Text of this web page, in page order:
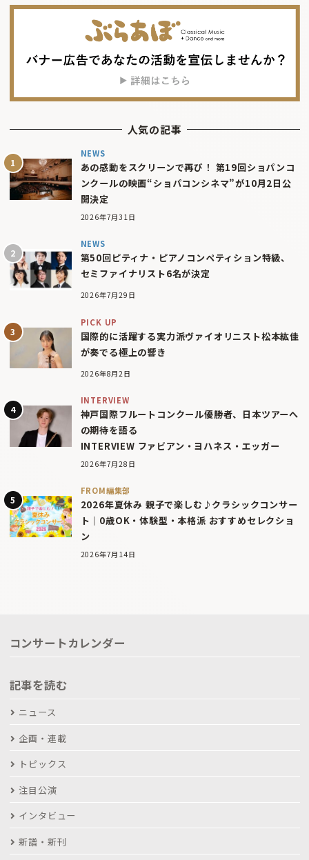
人気の記事
NEWS
あの感動をスクリーンで再び！ 第19回ショパンコ
ンクールの映画“ショパコンシネマ”が10月2日公
開決定
2026年7月31日
NEWS
第50回ピティナ・ピアノコンペティション特級、
セミファイナリスト6名が決定
2026年7月29日
PICK UP
国際的に活躍する実力派ヴァイオリニスト松本紘佳
が奏でる極上の響き
2026年8月2日
INTERVIEW
神戸国際フルートコンクール優勝者、日本ツアーへ
の期待を語る
INTERVIEW ファビアン・ヨハネス・エッガー
2026年7月28日
FROM編集部
2026年夏休み 親子で楽しむ♪クラシックコンサー
ト｜0歳OK・体験型・本格派 おすすめセレクショ
ン
2026年7月14日
コンサートカレンダー
記事を読む
ニュース
企画・連載
トピックス
注目公演
インタビュー
新譜・新刊